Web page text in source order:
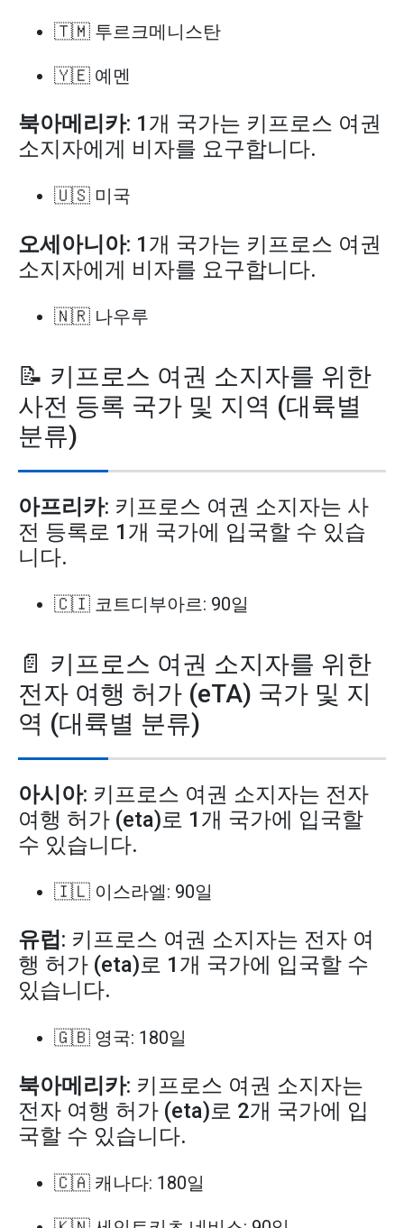
🇹🇲 투르크메니스탄
🇾🇪 예멘
북아메리카: 1개 국가는 키프로스 여권
소지자에게 비자를 요구합니다.
🇺🇸 미국
오세아니아: 1개 국가는 키프로스 여권
소지자에게 비자를 요구합니다.
🇳🇷 나우루
📝 키프로스 여권 소지자를 위한
사전 등록 국가 및 지역 (대륙별
분류)
아프리카: 키프로스 여권 소지자는 사
전 등록로 1개 국가에 입국할 수 있습
니다.
🇨🇮 코트디부아르: 90일
📄 키프로스 여권 소지자를 위한
전자 여행 허가 (eTA) 국가 및 지
역 (대륙별 분류)
아시아: 키프로스 여권 소지자는 전자
여행 허가 (eta)로 1개 국가에 입국할
수 있습니다.
🇮🇱 이스라엘: 90일
유럽 : 키프로스 여권 소지자는 전자 여
행 허가 (eta)로 1개 국가에 입국할 수
있습니다.
🇬🇧 영국: 180일
북아메리카: 키프로스 여권 소지자는
전자 여행 허가 (eta)로 2개 국가에 입
국할 수 있습니다.
🇨🇦 캐나다: 180일